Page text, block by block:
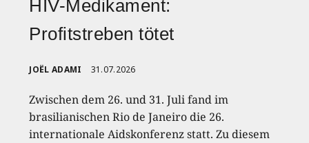
HIV-Medikament:
Profitstreben tötet
JOËL ADAMI 31.07.2026
Zwischen dem 26. und 31. Juli fand im
brasilianischen Rio de Janeiro die 26.
internationale Aidskonferenz statt. Zu diesem